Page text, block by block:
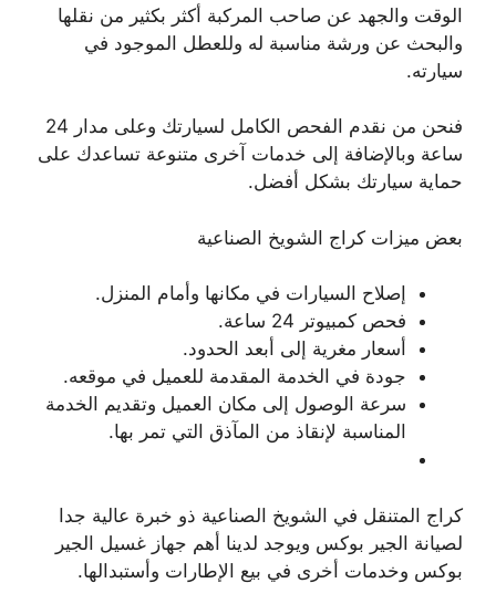
الوقت والجهد عن صاحب المركبة أكثر بكثير من نقلها
والبحث عن ورشة مناسبة له وللعطل الموجود في
سيارته.
فنحن من نقدم الفحص الكامل لسيارتك وعلى مدار 24
ساعة وبالإضافة إلى خدمات آخرى متنوعة تساعدك على
حماية سيارتك بشكل أفضل.
بعض ميزات كراج الشويخ الصناعية
إصلاح السيارات في مكانها وأمام المنزل.
فحص كمبيوتر 24 ساعة.
أسعار مغرية إلى أبعد الحدود.
جودة في الخدمة المقدمة للعميل في موقعه.
سرعة الوصول إلى مكان العميل وتقديم الخدمة
المناسبة لإنقاذ من المآذق التي تمر بها.
كراج المتنقل في الشويخ الصناعية ذو خبرة عالية جدا
لصيانة الجير بوكس ويوجد لدينا أهم جهاز غسيل الجير
بوكس وخدمات أخرى في بيع الإطارات وأستبدالها.